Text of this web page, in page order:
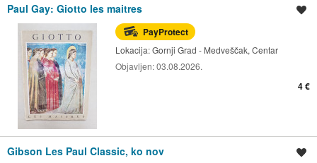
Paul Gay: Giotto les maitres
PayProtect
Lokacija:Gornji Grad - Medveščak, Centar
Objavljen:03.08.2026.
4 €
Gibson Les Paul Classic, ko nov